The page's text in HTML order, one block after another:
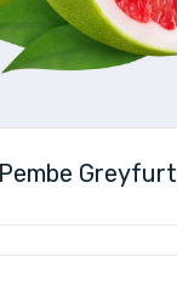
Pembe Greyfurt